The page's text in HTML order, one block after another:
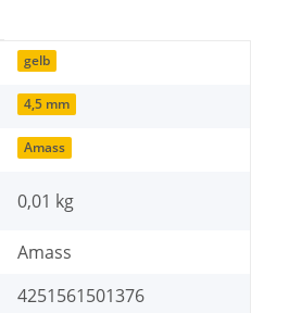
gelb
4,5 mm
Amass
0,01 kg
Amass
4251561501376